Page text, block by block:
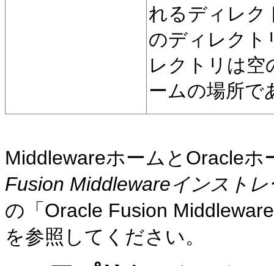
れるディレク
のディレクト
レクトリは空
ームの場所で
MiddlewareホームとOracleホ
Fusion Middlewareインスト
の「Oracle Fusion
を参照してください。